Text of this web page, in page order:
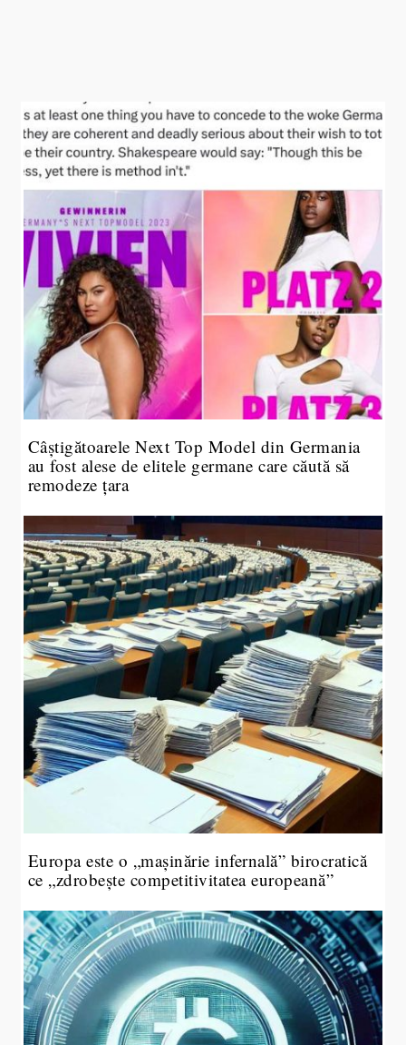
Câștigătoarele Next Top Model din Germania
au fost alese de elitele germane care căută să
remodeze țara
Europa este o „mașinărie infernală” birocratică
ce „zdrobește competitivitatea europeană”